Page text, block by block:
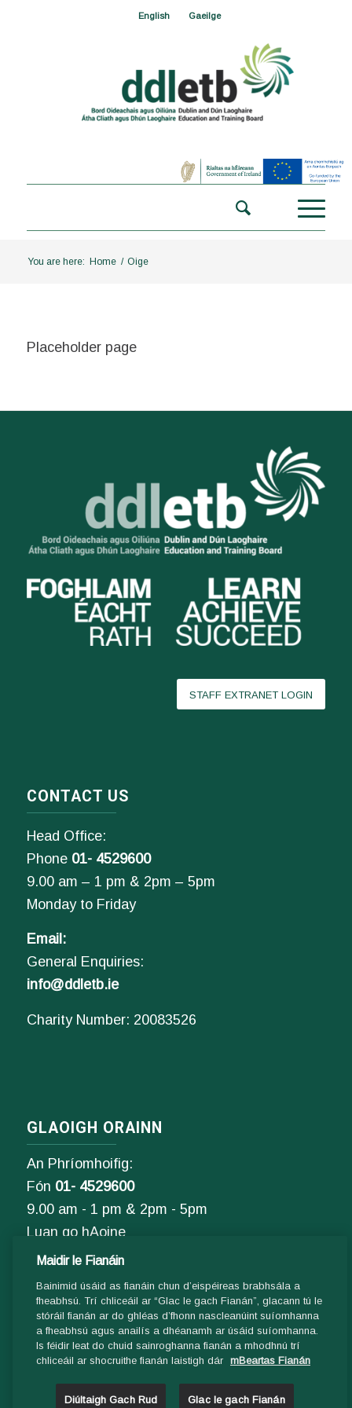
English Gaeilge
You are here: Home / Oige
Placeholder page
STAFF EXTRANET LOGIN
CONTACT US
Head Office:
Phone 01- 4529600
9.00 am – 1 pm & 2pm – 5pm
Monday to Friday
Email:
General Enquiries:
info@ddletb.ie
Charity Number: 20083526
GLAOIGH ORAINN
An Phríomhoifig:
Fón 01- 4529600
9.00 am - 1 pm & 2pm - 5pm
Luan go hAoine
Fiosrúcháin Ghinearálta:
info@ddletb.ie
Uimhir charthanachta: 20083526
Maidir le Fianáin
Bainimid úsáid as fianáin chun d’eispéireas brabhsála a
fheabhsú. Trí chliceáil ar “Glac le gach Fianán”, glacann tú le
stóráil fianán ar do ghléas d’fhonn nascleanúint suíomhanna
a fheabhsú agus anailís a dhéanamh ar úsáid suíomhanna.
Is féidir leat do chuid sainroghanna fianán a mhodhnú trí
chliceáil ar shocruithe fianán laistigh dár mBeartas Fianán
Diúltaigh Gach Rud Glac le gach Fianán